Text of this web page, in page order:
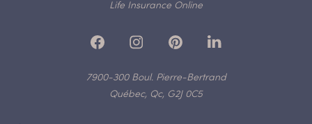
Life Insurance Online
7900-300 Boul. Pierre-Bertrand
Québec, Qc, G2J 0C5